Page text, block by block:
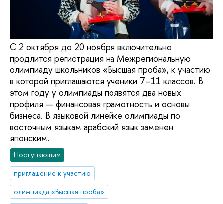
С 2 октября до 20 ноября включительно
продлится регистрация на Межрегиональную
олимпиаду школьников «Высшая проба», к участию
в которой приглашаются ученики 7–11 классов. В
этом году у олимпиады появятся два новых
профиля — финансовая грамотность и основы
бизнеса. В языковой линейке олимпиады по
восточным языкам арабский язык заменен
японским.
Поступающим
приглашение к участию
олимпиада «Высшая проба»